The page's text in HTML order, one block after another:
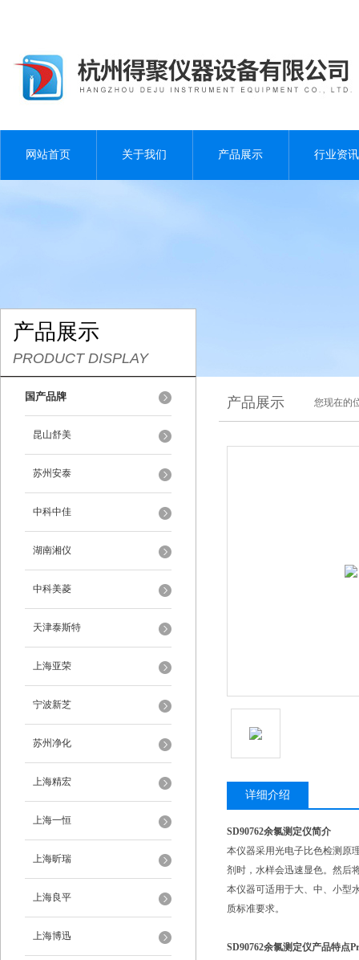
网站首页 关于我们 产品展示 行业资讯
产品展示
PRODUCT DISPLAY
国产品牌
昆山舒美
苏州安泰
中科中佳
湖南湘仪
中科美菱
天津泰斯特
上海亚荣
宁波新芝
苏州净化
上海精宏
上海一恒
上海昕瑞
上海良平
上海博迅
产品展示 您现在的
详细介绍
SD90762余氯测定仪简介
本仪器采用光电子比色检测原
剂时，水样会迅速显色。然后
本仪器可适用于大、中、小型
质标准要求。
SD90762余氯测定仪产品特点